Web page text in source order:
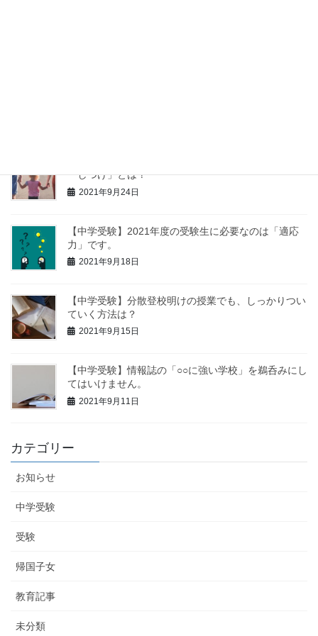
「しつけ」とは？
2021年9月24日
【中学受験】2021年度の受験生に必要なのは「適応
力」です。
2021年9月18日
【中学受験】分散登校明けの授業でも、しっかりつい
ていく方法は？
2021年9月15日
【中学受験】情報誌の「○○に強い学校」を鵜呑みにし
てはいけません。
2021年9月11日
カテゴリー
お知らせ
中学受験
受験
帰国子女
教育記事
未分類